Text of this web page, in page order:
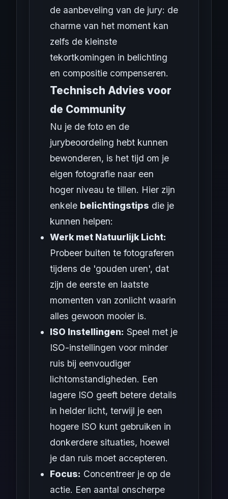
de aanbeveling van de jury: de
charme van het moment kan
zelfs de kleinste
tekortkomingen in belichting
en compositie compenseren.
Technisch Advies voor
de Community
Nu je de foto en de
jurybeoordeling hebt kunnen
bewonderen, is het tijd om je
eigen fotografie naar een
hoger niveau te tillen. Hier zijn
enkele belichtingstips die je
kunnen helpen:
Werk met Natuurlijk Licht:
Probeer buiten te fotograferen
tijdens de 'gouden uren', dat
zijn de eerste en laatste
momenten van zonlicht waarin
alles gewoon mooier is.
ISO Instellingen: Speel met je
ISO-instellingen voor minder
ruis bij eenvoudiger
lichtomstandigheden. Een
lagere ISO geeft betere details
in helder licht, terwijl je een
hogere ISO kunt gebruiken in
donkerdere situaties, hoewel
je dan ruis moet accepteren.
Focus: Concentreer je op de
actie. Een aantal onscherpe